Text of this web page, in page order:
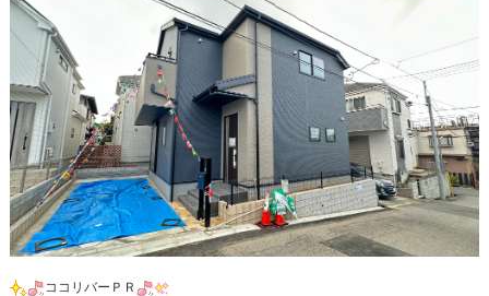
ココリバーＰＲ